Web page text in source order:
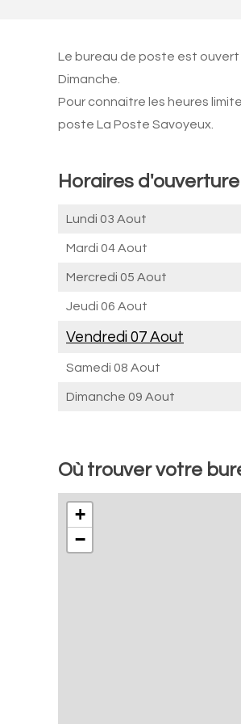
Le bureau de poste est ouvert
Dimanche.
Pour connaitre les heures
poste La Poste Savoyeux.
Horaires
Lundi 03 Aout
Mardi 04 Aout
Mercredi 05 Aout
Jeudi 06 Aout
Vendredi 07 Aout
Samedi 08 Aout
Dimanche 09 Aout
Où trouver votre
+
−